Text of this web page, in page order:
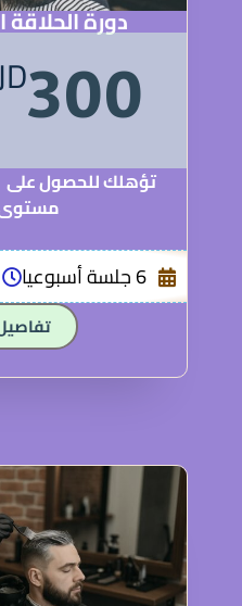
دورة الحلاقة
300
تؤهلك للحصول
مستوى
6 جلسة أسبوعيا